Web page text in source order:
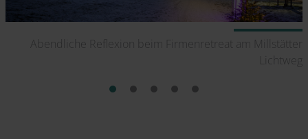
Abendliche Reflexion beim Firmenretreat am Millstätter
Lichtweg